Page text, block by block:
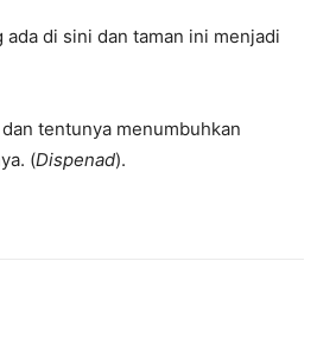
ada di sini dan taman ini menjadi
tentunya menumbuhkan
(Dispenad).